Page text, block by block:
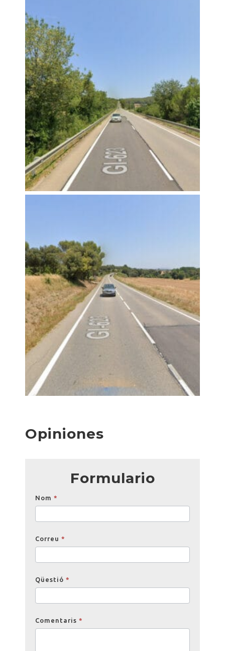
Opiniones
Formulario
Opinions
Nom *
Correu *
Qüestió *
Comentaris *